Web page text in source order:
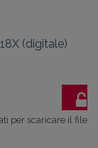
(digitale)
per scaricare il file